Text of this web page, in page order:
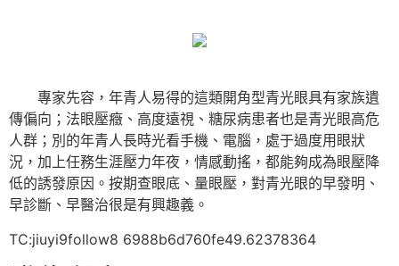
專家先容，年青人易得的這類開角型青光眼具有家族遺
傳偏向；法眼壓癥、高度遠視、糖尿病患者也是青光眼高危
人群；別的年青人長時光看手機、電腦，處于過度用眼狀
況，加上任務生涯壓力年夜，情感動搖，都能夠成為眼壓降
低的誘發原因。按期查眼底、量眼壓，對青光眼的早發明、
早診斷、早醫治很是有興趣義。
TC:jiuyi9follow8 6988b6d760fe49.62378364